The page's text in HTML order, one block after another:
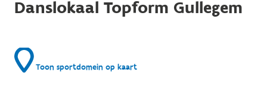
Danslokaal Topform Gullegem
Toon sportdomein op kaart